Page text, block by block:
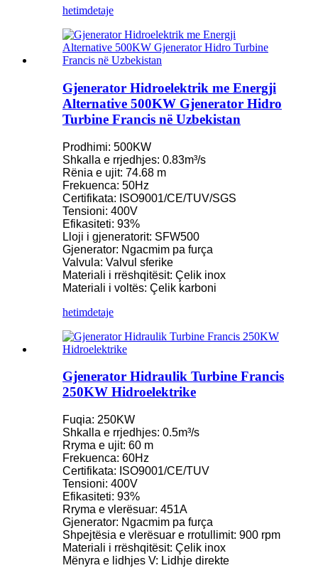
hetimdetaje
Gjenerator Hidroelektrik me Energji
Alternative 500KW Gjenerator Hidro
Turbine Francis në Uzbekistan
Prodhimi: 500KW
Shkalla e rrjedhjes: 0.83m³/s
Rënia e ujit: 74.68 m
Frekuenca: 50Hz
Certifikata: ISO9001/CE/TUV/SGS
Tensioni: 400V
Efikasiteti: 93%
Lloji i gjeneratorit: SFW500
Gjenerator: Ngacmim pa furça
Valvula: Valvul sferike
Materiali i rrëshqitësit: Çelik inox
Materiali i voltës: Çelik karboni
hetimdetaje
Gjenerator Hidraulik Turbine Francis
250KW Hidroelektrike
Fuqia: 250KW
Shkalla e rrjedhjes: 0.5m³/s
Rryma e ujit: 60 m
Frekuenca: 60Hz
Certifikata: ISO9001/CE/TUV
Tensioni: 400V
Efikasiteti: 93%
Rryma e vlerësuar: 451A
Gjenerator: Ngacmim pa furça
Shpejtësia e vlerësuar e rrotullimit: 900 rpm
Materiali i rrëshqitësit: Çelik inox
Mënyra e lidhjes V: Lidhje direkte